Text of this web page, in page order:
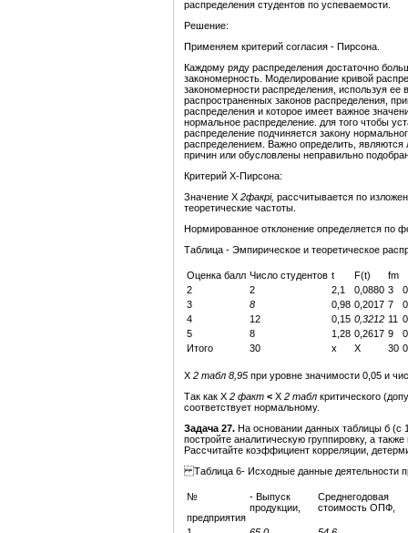
распределения студентов по успеваемости.
Решение:
Применяем критерий согласия - Пирсона.
Каждому ряду распределения достаточно
закономерность. Моделирование кривой
закономерности распределения, используя
распространенных законов распределения,
распределения и которое имеет важное
нормальное распределение. для того чтобы
распределение подчиняется закону
распределением. Важно определить,
причин или обусловлены неправильно
Критерий X-Пирсона:
Значение Х 2факрi, рассчитывается по
теоретические частоты.
Нормированное отклонение определяется по
Таблица - Эмпирическое и теоретическое
Оценка балл Число студентов t F(t)
fm
2
2 2,1 0,0880 3
3
8 0,98 0,2017 7
4
12 0,15 0,3212 11
5
8 1,28 0,2617 9
Итого
30 х Х 30
Х 2 табл 8,95 при уровне значимости 0,05 и
Так как Х 2 факт < Х 2 табл критического
соответствует нормальному.
Задача 27. На основании данных таблицы б (с
постройте аналитическую группировку, а
Рассчитайте коэффициент корреляции,
Таблица 6- Исходные данные деятельности
№
предприятия
- Выпуск
продукции,
Среднегодовая
стоимость ОПФ,